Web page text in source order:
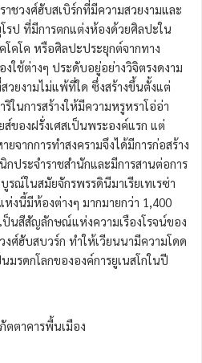
ชวงศ์ฮับสเบิร์กที่มีความสวยงามและ
รป ที่มีการตกแต่งห้องด้วยศิลปะใน
คโค หรือศิลปะประยุกต์จากทาง
งใช้ต่างๆ ประดับอยู่อย่างวิจิตรงดงาม
วยงามไม่แพ้ที่ใด ซึ่งสร้างขึ้นตั้งแต่
ในการสร้างให้มีความหรูหราโอ่อ่า
ของฝรั่งเศสเป็นพระองค์แรก แต่
ยจากการทำสงครามจึงได้มีการก่อสร้าง
ประจำราชสำนักและมีการสานต่อการ
รณ์ในสมัยจักรพรรดินีมาเรียเทเรซ่า
งนี้มีห้องต่างๆ มากมายกว่า 1,400
นสีสัญลักษณ์แห่งความเรืองโรจน์ของ
งศ์ฮับสบวร์ก ทำให้เวียนนามีความโดด
รดกโลกขององค์การยูเนสโกในปี
ตตาคารพื้นเมือง